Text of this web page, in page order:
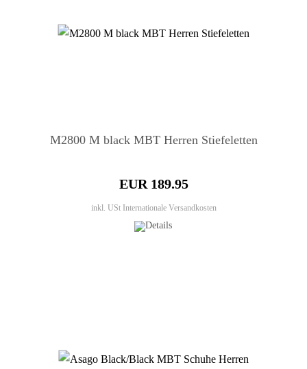
M2800 M black MBT Herren Stiefeletten
EUR 189.95
inkl. USt Internationale Versandkosten